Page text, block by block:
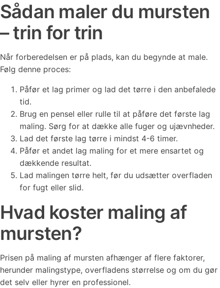
Sådan maler du mursten
– trin for trin
Når forberedelsen er på plads, kan du begynde at male.
Følg denne proces:
Påfør et lag primer og lad det tørre i den anbefalede
tid.
Brug en pensel eller rulle til at påføre det første lag
maling. Sørg for at dække alle fuger og ujævnheder.
Lad det første lag tørre i mindst 4-6 timer.
Påfør et andet lag maling for et mere ensartet og
dækkende resultat.
Lad malingen tørre helt, før du udsætter overfladen
for fugt eller slid.
Hvad koster maling af
mursten?
Prisen på maling af mursten afhænger af flere faktorer,
herunder malingstype, overfladens størrelse og om du gør
det selv eller hyrer en professionel.